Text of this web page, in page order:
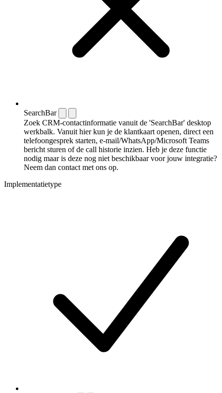
SearchBar
Zoek CRM-contactinformatie vanuit de 'SearchBar' desktop
werkbalk. Vanuit hier kun je de klantkaart openen, direct een
telefoongesprek starten, e-mail/WhatsApp/Microsoft Teams
bericht sturen of de call historie inzien. Heb je deze functie
nodig maar is deze nog niet beschikbaar voor jouw integratie?
Neem dan contact met ons op.
Implementatietype